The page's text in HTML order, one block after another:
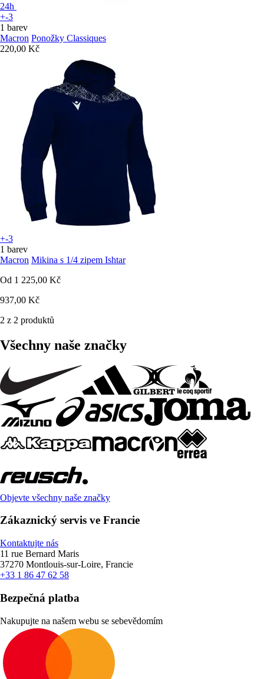
24h
+-3
1 barev
Macron Ponožky Classiques
220,00 Kč
+-3
1 barev
Macron Mikina s 1/4 zipem Ishtar
Od 1 225,00 Kč
937,00 Kč
2 z 2 produktů
Všechny naše značky
Objevte všechny naše značky
Zákaznický servis ve Francie
Kontaktujte nás
11 rue Bernard Maris
37270 Montlouis-sur-Loire, Francie
+33 1 86 47 62 58
Bezpečná platba
Nakupujte na našem webu se sebevědomím